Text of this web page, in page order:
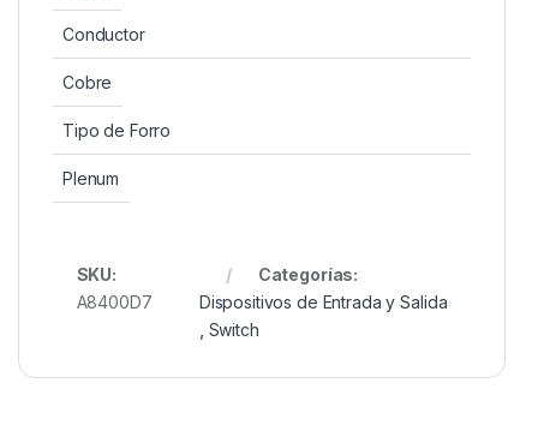
Conductor
Cobre
Tipo de Forro
Plenum
SKU:
A8400D7
Categorías:
Dispositivos de Entrada y Salida
Switch